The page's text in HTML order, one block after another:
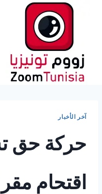
آخر الأخبار
حركة حق
اقتحام